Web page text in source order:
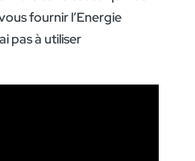
fournir l’Energie
pas à utiliser